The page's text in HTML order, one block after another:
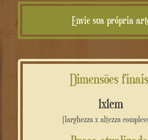
Envie sua própria
Dimensões
1x1cm
(larghezza x altezza